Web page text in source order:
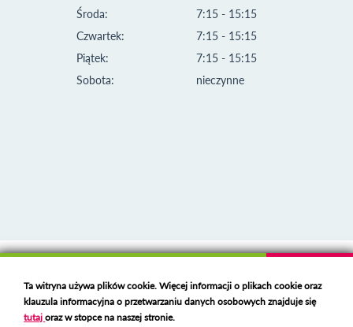
Środa:
Czwartek:
Piątek:
Sobota:
7:15 - 15:15
7:15 - 15:15
7:15 - 15:15
nieczynne
Deklaracja dostępności
Polski serwer RBL
https://polspam.pl/
Ta witryna używa plików cookie. Więcej informacji o plikach cookie oraz
klauzula informacyjna o przetwarzaniu danych osobowych znajduje się
tutajoraz w stopce na naszej stronie.